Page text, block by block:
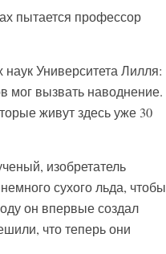
пытается профессор
Университета Лилля:
мог вызвать наводнение.
живут здесь уже 30
изобретатель
сухого льда, чтобы
он впервые создал
что теперь они